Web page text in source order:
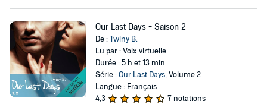
Our Last Days - Saison 2
De :Twiny B.
Lu par : Voix virtuelle
Durée : 5 h et 13 min
Série :Our Last Days, Volume 2
Langue : Français
4,3
7 notations